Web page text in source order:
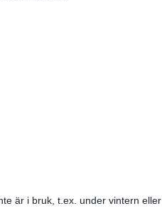
är i bruk, t.ex. under vintern eller